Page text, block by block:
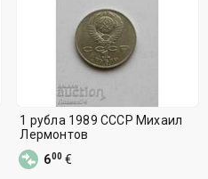
1 рубла 1989 СССР Михаил
Лермонтов
600 €